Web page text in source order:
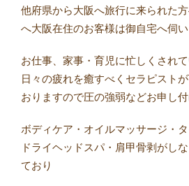
他府県から大阪へ旅行に来られた
へ大阪在住のお客様は御自宅へ伺い
お仕事、家事・育児に忙しくされ
日々の疲れを癒すべくセラピスト
おりますので圧の強弱などお申し付
ボディケア・オイルマッサージ・
ドライヘッドスパ・肩甲骨剥がし
ており